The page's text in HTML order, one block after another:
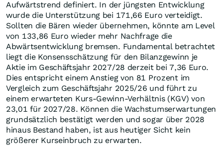
Aufwärtstrend definiert. In der jüngsten Entwicklung
wurde die Unterstützung bei 171,66 Euro verteidigt.
Sollten die Bären wieder übernehmen, könnte am Level
von 133,86 Euro wieder mehr Nachfrage die
Abwärtsentwicklung bremsen. Fundamental betrachtet
liegt die Konsensschätzung für den Bilanzgewinn je
Aktie im Geschäftsjahr 2027/28 derzeit bei 7,36 Euro.
Dies entspricht einem Anstieg von 81 Prozent im
Vergleich zum Geschäftsjahr 2025/26 und führt zu
einem erwarteten Kurs-Gewinn-Verhältnis (KGV) von
23,01 für 2027/28. Können die Wachstumserwartungen
grundsätzlich bestätigt werden und sogar über 2028
hinaus Bestand haben, ist aus heutiger Sicht kein
größerer Kurseinbruch zu erwarten.